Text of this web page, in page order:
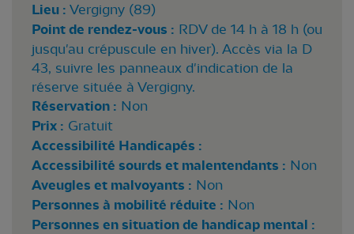
Lieu : Vergigny (89)
Point de rendez-vous : RDV de 14 h à 18 h (ou
jusqu'au crépuscule en hiver). Accès via la D
43, suivre les panneaux d'indication de la
réserve située à Vergigny.
Réservation : Non
Prix : Gratuit
Accessibilité Handicapés :
Accessibilité sourds et malentendants : Non
Aveugles et malvoyants : Non
Personnes à mobilité réduite : Non
Personnes en situation de handicap mental :